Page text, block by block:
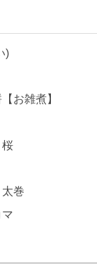
)
お雑煮】
桜
巻